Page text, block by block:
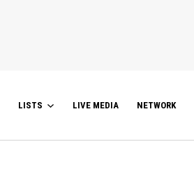
LISTS LIVE MEDIA NETWORK